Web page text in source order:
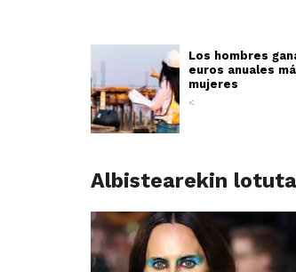
Los hombres
euros anuales
mujeres
<
Albistearekin